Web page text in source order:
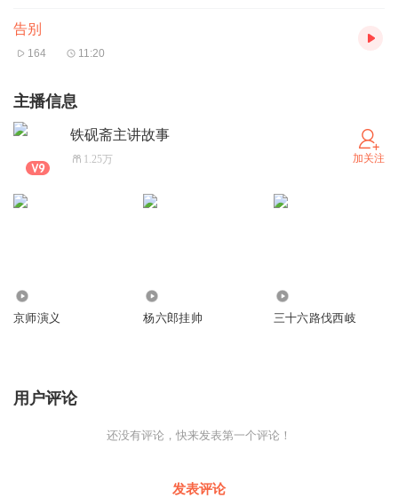
告别
164 11:20
主播信息
铁砚斋主讲故事
1.25万 加关注
京师演义 杨六郎挂帅 三十六路伐西岐
用户评论
还没有评论，快来发表第一个评论！
发表评论